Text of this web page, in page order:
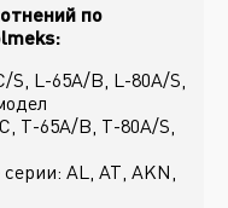
по
S, L-65A/B, L-80A/S,
T-65A/B, T-80A/S,
AL, AT, AKN,